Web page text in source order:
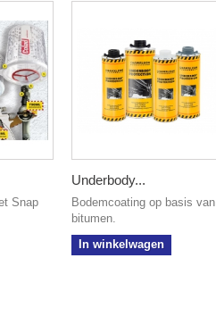
Snap
Underbody...
Bodemcoating op basis van
bitumen.
In winkelwagen